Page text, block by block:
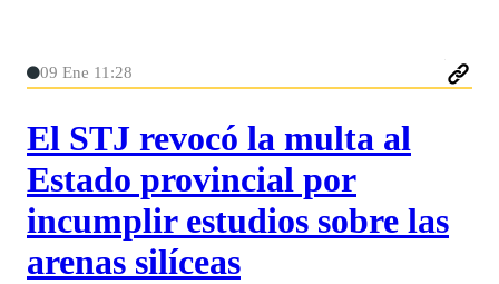
09 Ene 11:28
El STJ revocó la multa al
Estado provincial por
incumplir estudios sobre las
arenas silíceas